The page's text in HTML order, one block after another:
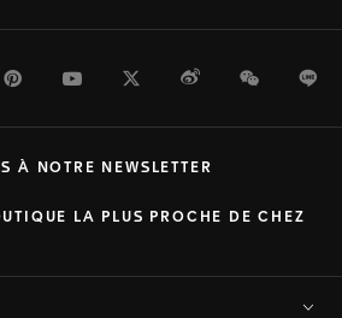
PinterestYoutubeTwitterWeiboWeChat
LA PLUS PROCHE DE CHEZ
À NOTRE NEWSLETTER